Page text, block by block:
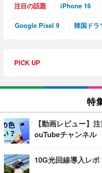
注目の話題 iPhone 16
Google Pixel 9 韓国ドラ
PICK UP
特
【動画レビュー】
ouTubeチャンネル
10G光回線導入レポ